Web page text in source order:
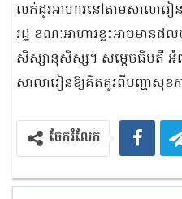
លក់ដូរអាហារនៅតាមសាលា
រដ្ឋ ខណៈអាហារខ្លះអាចមា
សិស្សានុសិស្ស។ សម្ដេចធិបតី អំ
សាលារៀនឱ្យគិតគូរពីបញ្ហាសុ
ចែករំលែក